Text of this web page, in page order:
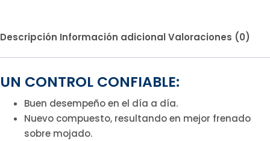
Descripción Información adicionalValoraciones (0)
UN CONTROL CONFIABLE:
Buen desempeño en el día a día.
Nuevo compuesto, resultando en mejor frenado
sobre mojado.